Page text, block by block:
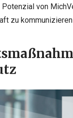
von
zu